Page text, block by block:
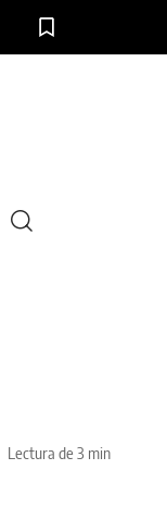
Lectura de 3 min